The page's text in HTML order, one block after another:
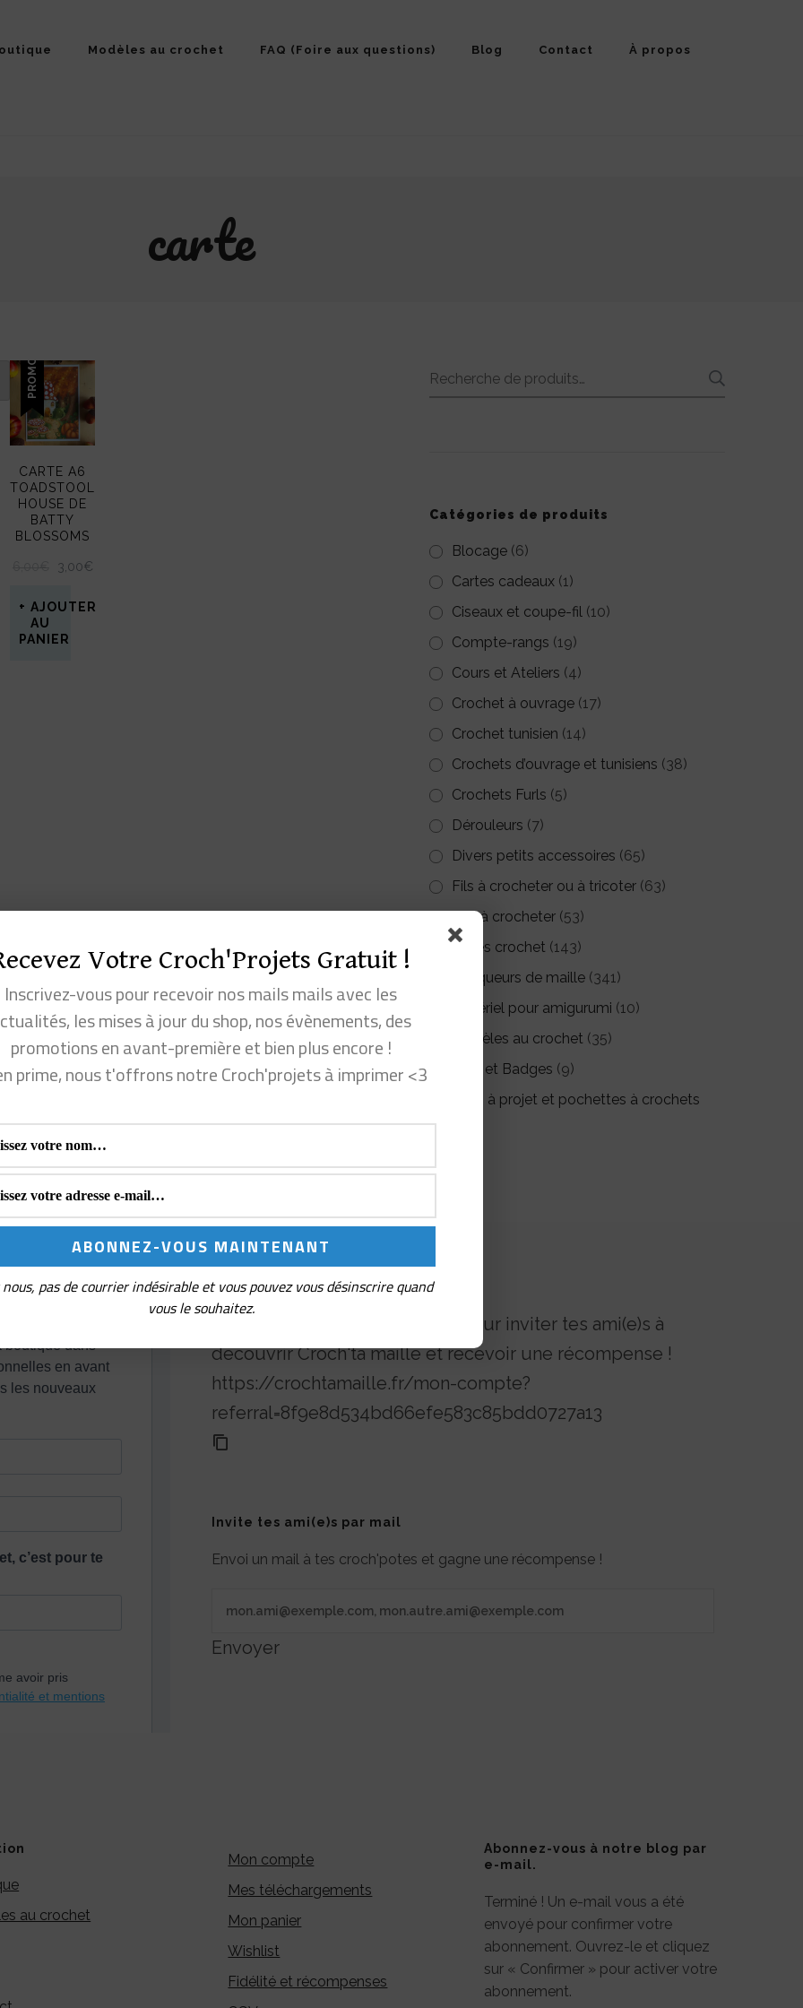
Modèles au crochet FAQ (Foire aux questions) Blog Contact À propos
carte
PROMO !
CARTE A6
TOADSTOOL
HOUSE DE
BATTY
BLOSSOMS
LE
INITIAL
6,00€.
3,00€LE
ACTUEL
AJOUTER
AU
PANIER
Recherche
Catégories de produits
Blocage (6)
Cartes cadeaux (1)
Ciseaux et coupe-fil (10)
Compte-rangs (19)
Cours et Ateliers (4)
Crochet à ouvrage (17)
Crochet tunisien (14)
Crochets d’ouvrage et tunisiens (38)
Crochets Furls (5)
Dérouleurs (7)
Divers petits accessoires (65)
Fils à crocheter ou à tricoter (63)
Kits à crocheter (53)
Livres crochet (143)
Marqueurs de maille (341)
Matériel pour amigurumi (10)
Modèles au crochet (35)
Pin's et Badges (9)
Sacs à projet et pochettes à crochets
(26)
Parrainage
Partage ton lien de référence pour inviter tes ami(e)s à
découvrir Croch'ta maille et recevoir une récompense !
https://crochtamaille.fr/mon-compte?
referral=8f9e8d534bd66efe583c85bdd0727a13
Invite tes ami(e)s par mail
Envoi un mail à tes croch'potes et gagne une récompense !
Envoyer
au crochet
Mon compte
Mes téléchargements
Mon panier
Wishlist
Fidélité et récompenses
Abonnez-vous à notre blog par
e-mail.
Terminé ! Un e-mail vous a été
envoyé pour confirmer votre
abonnement. Ouvrez-le et cliquez
sur « Confirmer » pour activer votre
abonnement.
Votre Croch'Projets Gratuit !
Inscrivez-vous pour recevoir nos mails mails avec les
les mises à jour du shop, nos évènements, des
promotions en avant-première et bien plus encore !
prime, nous t'offrons notre Croch'projets à imprimer <3
pas de courrier indésirable et vous pouvez vous désinscrire quand
vous le souhaitez.